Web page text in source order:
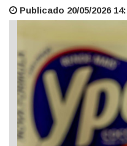
Publicado 20/05/2026